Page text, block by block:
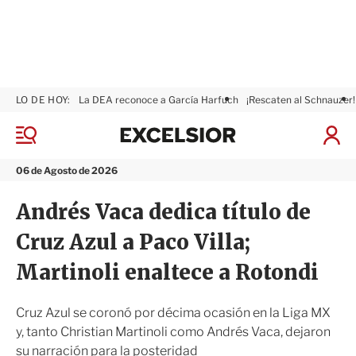
M
n
06 de Agosto de 2026
LO DE HOY: La DEA reconoce a García Harfuch ¡Rescaten al Schnauzer!
I
x
s
i
r
Andrés Vaca dedica título de
Cruz Azul a Paco Villa;
Martinoli enaltece a Rotondi
Cruz Azul se coronó por décima ocasión en la Liga MX
y, tanto Christian Martinoli como Andrés Vaca, dejaron
su narración para la posteridad